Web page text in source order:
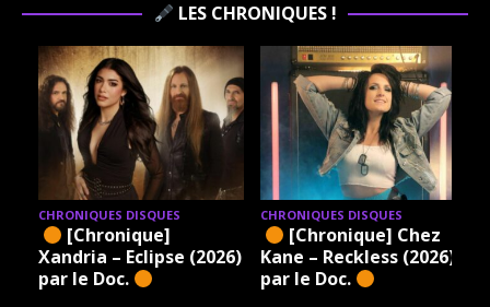
LES CHRONIQUES !
CHRONIQUES DISQUES
[Chronique]
Xandria – Eclipse (2026)
par le Doc.
CHRONIQUES DISQUES
[Chronique] Chez
Kane – Reckless (2026)
par le Doc.